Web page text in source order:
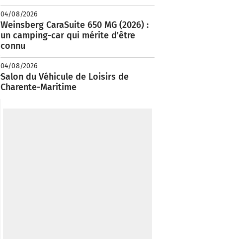
04/08/2026
Weinsberg CaraSuite 650 MG (2026) :
un camping-car qui mérite d'être
connu
04/08/2026
Salon du Véhicule de Loisirs de
Charente-Maritime